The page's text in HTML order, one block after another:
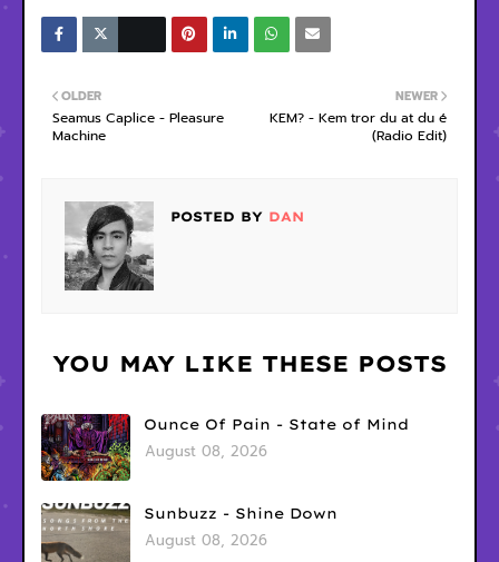
NEWER
KEM? - Kem tror du at du é
(Radio Edit)
OLDER
Seamus Caplice - Pleasure
Machine
POSTED BY DAN
YOU MAY LIKE THESE POSTS
Ounce Of Pain - State of Mind
August 08, 2026
Sunbuzz - Shine Down
August 08, 2026